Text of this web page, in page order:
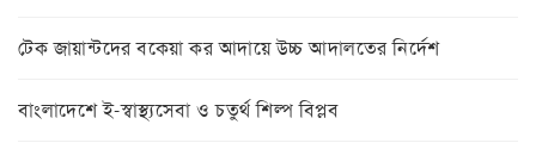
টেক জায়ান্টদের বকেয়া কর আদায়ে উচ্চ আদালতের নির্দেশ
বাংলাদেশে ই-স্বাস্থ্যসেবা ও চতুর্থ শিল্প বিপ্লব